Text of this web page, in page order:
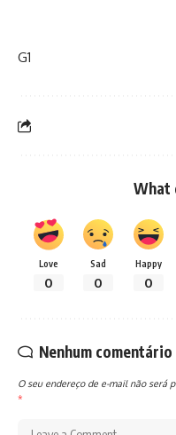
G1
What
Love
0
Sad
0
Happy
0
Nenhum comentário
O seu endereço de e-mail não será
*